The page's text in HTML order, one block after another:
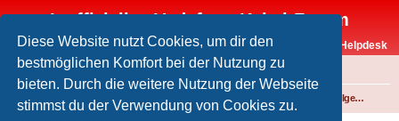
Diese Website nutzt Cookies, um dir den
bestmöglichen Komfort bei der Nutzung zu
bieten. Durch die weitere Nutzung der Webseite
stimmst du der Verwendung von Cookies zu.
Inoffizielles Vodafone-Kabel-Forum
Vodafone-Kabel-Helpdesk
FAQ
Foren-Übersicht Technik allgemein